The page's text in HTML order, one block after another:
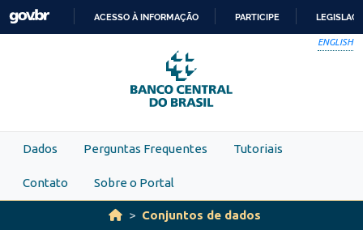
Skip to main content
PARA
O
CONTEÚDO
ACESSO À INFORMAÇÃO PARTICIPE
ENGLISH
Dados Perguntas Frequentes Tutoriais
Contato Sobre o Portal
Conjuntos de dados